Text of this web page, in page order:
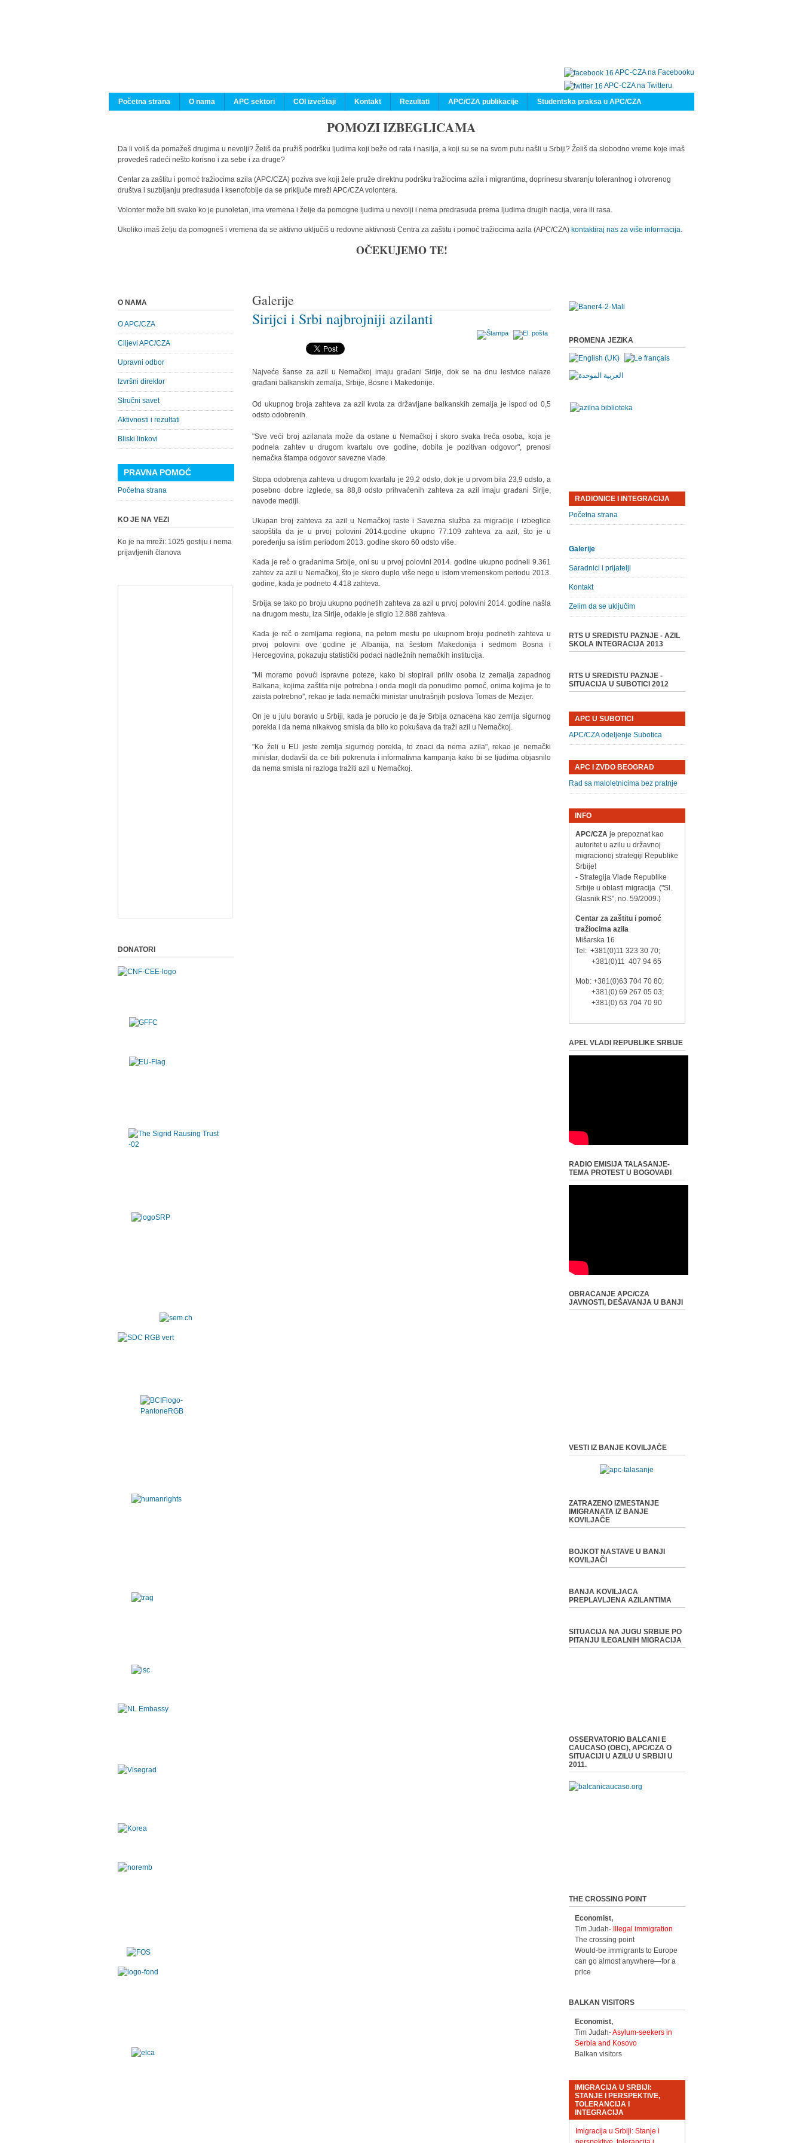
APC-CZA na Facebooku
APC-CZA na Twitteru
Početna strana
O nama APC sektori COI izveštaji Kontakt Rezultati APC/CZA publikacije Studentska praksa u APC/CZA
POMOZI IZBEGLICAMA
Da li voliš da pomažeš drugima u nevolji? Želiš da pružiš podršku ljudima koji beže od rata i nasilja, a koji su se na svom putu našli u Srbiji? Želiš da slobodno vreme koje imaš
provedeš radeći nešto korisno i za sebe i za druge?
Centar za zaštitu i pomoć tražiocima azila (APC/CZA) poziva sve koji žele pruže direktnu podršku tražiocima azila i migrantima, doprinesu stvaranju tolerantnog i otvorenog
društva i suzbijanju predrasuda i ksenofobije da se priključe mreži APC/CZA volontera.
Volonter može biti svako ko je punoletan, ima vremena i želje da pomogne ljudima u nevolji i nema predrasuda prema ljudima drugih nacija, vera ili rasa.
Ukoliko imaš želju da pomogneš i vremena da se aktivno uključiš u redovne aktivnosti Centra za zaštitu i pomoć tražiocima azila (APC/CZA) kontaktiraj nas za više informacija.
OČEKUJEMO TE!
Galerije
Sirijci i Srbi najbrojniji azilanti
Najveće šanse za azil u Nemačkoj imaju građani Sirije, dok se na dnu lestvice nalaze
građani balkanskih zemalja, Srbije, Bosne i Makedonije.
Od ukupnog broja zahteva za azil kvota za državljane balkanskih zemalja je ispod od 0,5
odsto odobrenih.
"Sve veći broj azilanata može da ostane u Nemačkoj i skoro svaka treća osoba, koja je
podnela zahtev u drugom kvartalu ove godine, dobila je pozitivan odgovor", prenosi
nemačka štampa odgovor savezne vlade.
Stopa odobrenja zahteva u drugom kvartalu je 29,2 odsto, dok je u prvom bila 23,9 odsto, a
posebno dobre izglede, sa 88,8 odsto prihvaćenih zahteva za azil imaju građani Sirije,
navode mediji.
Ukupan broj zahteva za azil u Nemačkoj raste i Savezna služba za migracije i izbeglice
saopštila da je u prvoj polovini 2014.godine ukupno 77.109 zahteva za azil, što je u
poređenju sa istim periodom 2013. godine skoro 60 odsto više.
Kada je reč o građanima Srbije, oni su u prvoj polovini 2014. godine ukupno podneli 9.361
zahtev za azil u Nemačkoj, što je skoro duplo više nego u istom vremenskom periodu 2013.
godine, kada je podneto 4.418 zahteva.
Srbija se tako po broju ukupno podnetih zahteva za azil u prvoj polovini 2014. godine našla
na drugom mestu, iza Sirije, odakle je stiglo 12.888 zahteva.
Kada je reč o zemljama regiona, na petom mestu po ukupnom broju podnetih zahteva u
prvoj polovini ove godine je Albanija, na šestom Makedonija i sedmom Bosna i
Hercegovina, pokazuju statistički podaci nadležnih nemačkih institucija.
''Mi moramo povući ispravne poteze, kako bi stopirali priliv osoba iz zemalja zapadnog
Balkana, kojima zaštita nije potrebna i onda mogli da ponudimo pomoć, onima kojima je to
zaista potrebno'', rekao je tada nemački ministar unutrašnjih poslova Tomas de Mezijer.
On je u julu boravio u Srbiji, kada je porucio je da je Srbija oznacena kao zemlja sigurnog
porekla i da nema nikakvog smisla da bilo ko pokušava da traži azil u Nemačkoj.
"Ko želi u EU jeste zemlja sigurnog porekla, to znaci da nema azila", rekao je nemački
ministar, dodavši da ce biti pokrenuta i informativna kampanja kako bi se ljudima objasnilo
da nema smisla ni razloga tražiti azil u Nemačkoj.
O NAMA
O APC/CZA
Ciljevi APC/CZA
Upravni odbor
Izvršni direktor
Stručni savet
Aktivnosti i rezultati
Bliski linkovi
PRAVNA POMOĆ
Početna strana
KO JE NA VEZI
Ko je na mreži: 1025 gostiju i nema
prijavljenih članova
DONATORI
PROMENA JEZIKA
RADIONICE I INTEGRACIJA
Početna strana
Galerije
Saradnici i prijatelji
Kontakt
Zelim da se uključim
RTS U SREDISTU PAZNJE - AZIL
SKOLA INTEGRACIJA 2013
RTS U SREDISTU PAZNJE -
SITUACIJA U SUBOTICI 2012
APC U SUBOTICI
APC/CZA odeljenje Subotica
APC I ZVDO BEOGRAD
Rad sa maloletnicima bez pratnje
INFO
APC/CZAje prepoznat kao
autoritet u azilu u državnoj
migracionoj strategiji Republike
Srbije!
- Strategija Vlade Republike
Srbije u oblasti migracija ("Sl.
Glasnik RS", no. 59/2009.)
Centar za zaštitu i pomoć
tražiocima azila
Mišarska 16
Tel: +381(0)11 323 30 70;
+381(0)11 407 94 65
Mob: +381(0)63 704 70 80;
+381(0) 69 267 05 03;
+381(0) 63 704 70 90
APEL VLADI REPUBLIKE SRBIJE
RADIO EMISIJA TALASANJE-
TEMA PROTEST U BOGOVAĐI
OBRAĆANJE APC/CZA
JAVNOSTI, DEŠAVANJA U BANJI
VESTI IZ BANJE KOVILJAČE
ZATRAZENO IZMESTANJE
IMIGRANATA IZ BANJE
KOVILJAČE
BOJKOT NASTAVE U BANJI
KOVILJAČI
BANJA KOVILJACA
PREPLAVLJENA AZILANTIMA
SITUACIJA NA JUGU SRBIJE PO
PITANJU ILEGALNIH MIGRACIJA
OSSERVATORIO BALCANI E
CAUCASO (OBC), APC/CZA O
SITUACIJI U AZILU U SRBIJI U
2011.
THE CROSSING POINT
Economist,
Tim Judah-
Illegal immigration
The crossing point
Would-be immigrants to Europe
can go almost anywhere—for a
price
BALKAN VISITORS
Economist,
Tim Judah-Asylum-seekers in
Serbia and Kosovo
Balkan visitors
IMIGRACIJA U SRBIJI:
STANJE I PERSPEKTIVE,
TOLERANCIJA I
INTEGRACIJA
Imigracija u Srbiji: Stanje i